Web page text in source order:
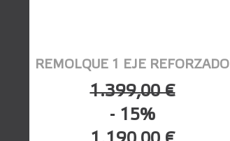
REMOLQUE 1 EJE REFORZADO
1.399,00 €
- 15%